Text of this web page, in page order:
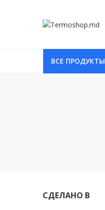
ВСЕ ПРОДУКТЫ
СДЕЛАНО В